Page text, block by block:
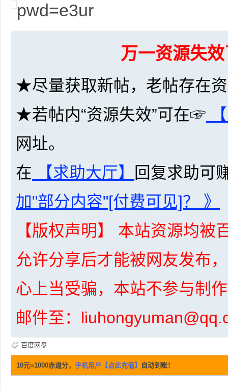
pwd=e3ur
万一资源失
★尽量获取新帖，老帖存在
★若帖内“资源失效”可在☞
网址。
在 【求助大厅】
回复求助可
加"部分内容"[付费可见]？ 》
【版权声明】 本站资源均
允许分享后才能被网友发布
心上当受骗，本站不参与制
邮件至：
百度网盘
10元=1000赤道分， 手机用户【点此充值】 自动到账！